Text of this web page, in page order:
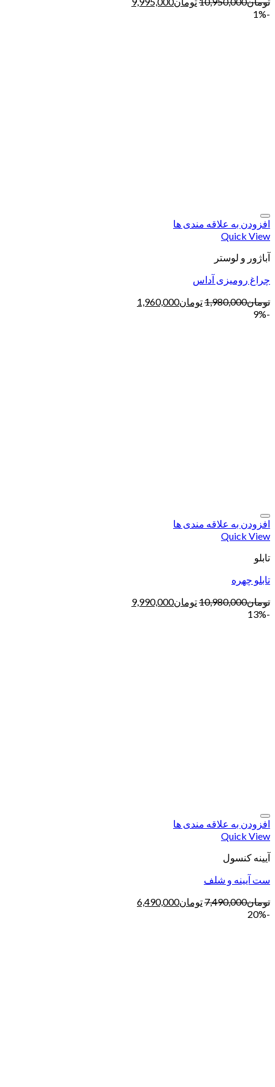
-1%
افزودن به علاقه مندی ها
Quick View
آباژور و لوستر
چراغ رومیزی آداس
تومان1,980,000تومان1,960,000
-9%
افزودن به علاقه مندی ها
Quick View
تابلو
تابلو چهره
تومان10,980,000تومان9,990,000
-13%
افزودن به علاقه مندی ها
Quick View
آیینه کنسول
ست آیینه و شلف
تومان7,490,000تومان6,490,000
-20%